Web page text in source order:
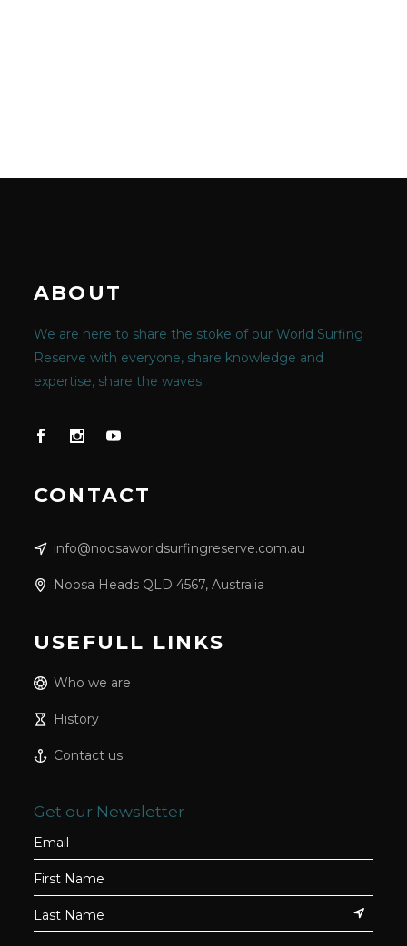
ABOUT
We are here to share the stoke of our World Surfing
Reserve with everyone, share knowledge and
expertise, share the waves.
CONTACT
info@noosaworldsurfingreserve.com.au
Noosa Heads QLD 4567, Australia
USEFULL LINKS
Who we are
History
Contact us
Get our Newsletter